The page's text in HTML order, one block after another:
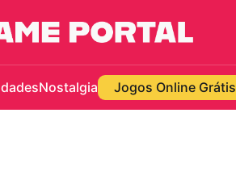
Nostalgia Jogos Online Grátis